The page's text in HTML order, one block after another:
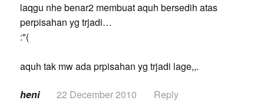
laqgu nhe benar2 membuat aquh bersedih atas
perpisahan yg trjadi…
:"(
aquh tak mw ada prpisahan yg trjadi lage,,.
heni 22 December 2010
Reply